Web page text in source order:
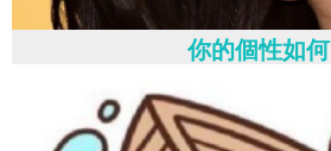
你的個性如